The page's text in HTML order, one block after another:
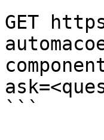
GET
```